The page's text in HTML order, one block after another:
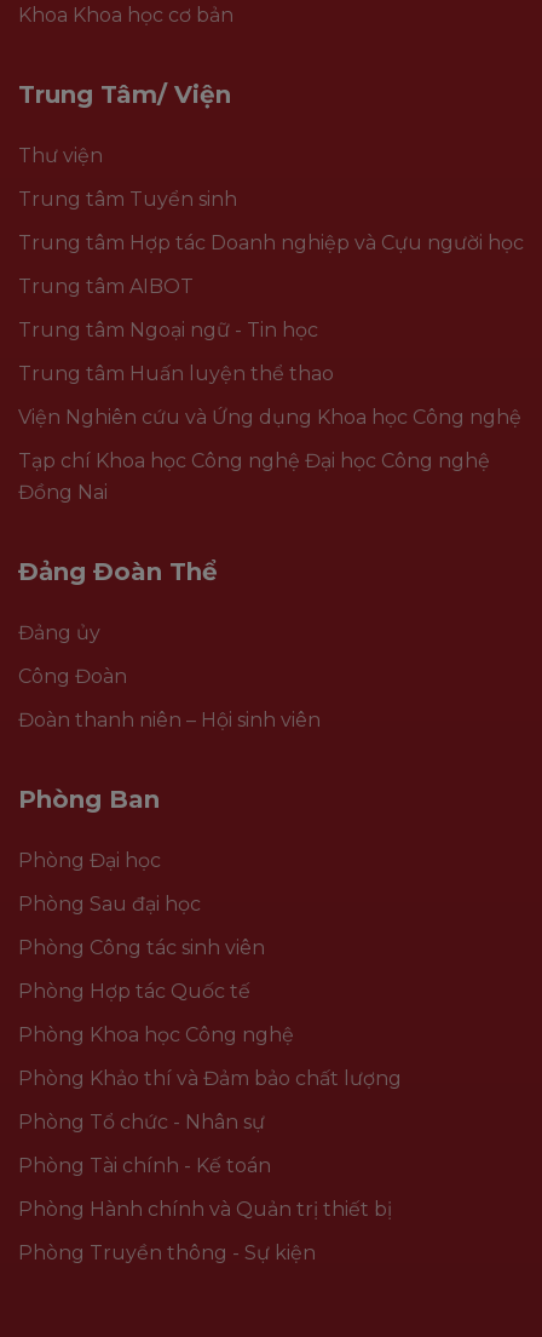
Khoa Khoa học cơ bản
Trung Tâm/ Viện
Thư viện
Trung tâm Tuyển sinh
Trung tâm Hợp tác Doanh nghiệp và Cựu người học
Trung tâm AIBOT
Trung tâm Ngoại ngữ - Tin học
Trung tâm Huấn luyện thể thao
Viện Nghiên cứu và Ứng dụng Khoa học Công nghệ
Tạp chí Khoa học Công nghệ Đại học Công nghệ
Đồng Nai
Đảng Đoàn Thể
Đảng ủy
Công Đoàn
Đoàn thanh niên – Hội sinh viên
Phòng Ban
Phòng Đại học
Phòng Sau đại học
Phòng Công tác sinh viên
Phòng Hợp tác Quốc tế
Phòng Khoa học Công nghệ
Phòng Khảo thí và Đảm bảo chất lượng
Phòng Tổ chức - Nhân sự
Phòng Tài chính - Kế toán
Phòng Hành chính và Quản trị thiết bị
Phòng Truyền thông - Sự kiện